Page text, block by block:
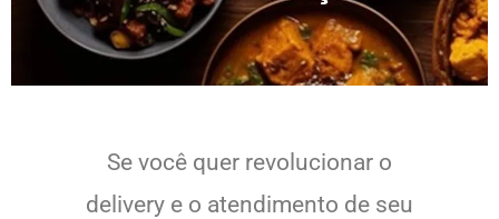
Se você quer revolucionar o
delivery e o atendimento de seu